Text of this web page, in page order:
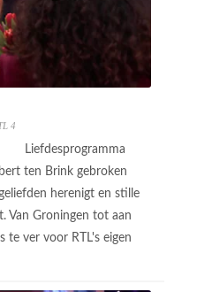
4
Liefdesprogramma
ten Brink gebroken
herenigt en stille
Van Groningen tot aan
te ver voor RTL's eigen